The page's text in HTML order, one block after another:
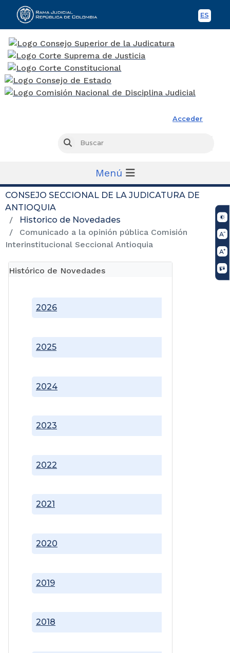
ES
Acceder
Buscar
Menú
CONSEJO SECCIONAL DE LA JUDICATURA DE
ANTIOQUIA
Historico de Novedades
Comunicado a la opinión pública Comisión
Interinstitucional Seccional Antioquia
Histórico de Novedades
2018
2019
2020
2021
2022
2023
2024
2025
2026